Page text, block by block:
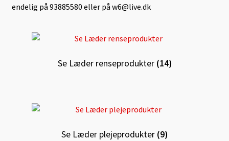
endelig på 93885580 eller på w6@live.dk
Se Læder renseprodukter (14)
Se Læder plejeprodukter (9)